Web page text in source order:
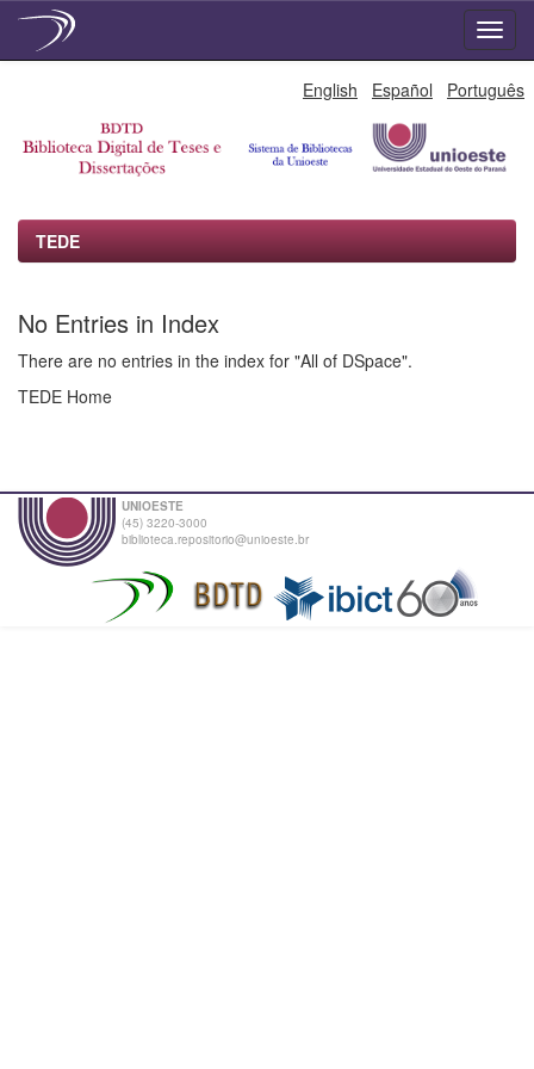
English Español Português
TEDE
No Entries in Index
There are no entries in the index for "All of DSpace".
TEDE Home
UNIOESTE
(45) 3220-3000
biblioteca.repositorio@unioeste.br